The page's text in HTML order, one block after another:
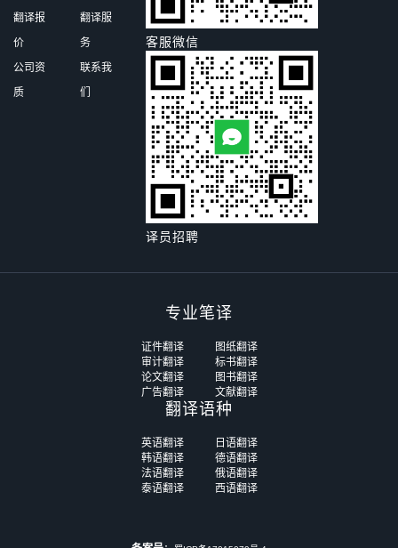
翻译报
价
公司资
质
翻译服
务
联系我
们
客服微信
译员招聘
专业笔译
证件翻译
图纸翻译
审计翻译
标书翻译
论文翻译
图书翻译
广告翻译
文献翻译
翻译语种
英语翻译
日语翻译
韩语翻译
德语翻译
法语翻译
俄语翻译
泰语翻译
西语翻译